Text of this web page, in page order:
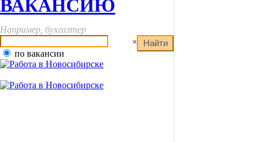
ВАКАНСИЮ
Например, бухгалтер
×
по вакансии